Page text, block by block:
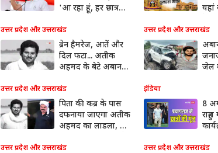
'आ रहा हूं, हर छात्र
यहां
उत्तर प्रदेश और उत्तराखंड
ब्रेन हैमरेज, आतें और
दिल फटा... अतीक
अहमद के बेटे अबान
उत्तर प्रदेश और उत्तराखंड
जेल
उत्तर प्रदेश और उत्तराखंड
पिता की कब्र के पास
दफनाया जाएगा अतीक
अहमद का लाडला, जेल
शामिल
इंडिया
8
उत्तर प्रदेश और उत्तराखंड उत्तर प्रदेश और उत्तराखंड